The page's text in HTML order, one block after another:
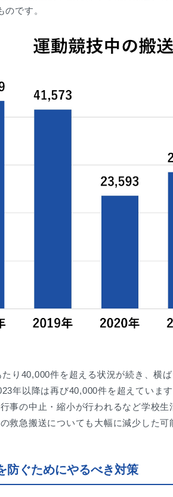
です。
り40,000件を超える状況が続き、横
年以降は再び40,000件を超えていま
事の中止・縮小が行われるなど学校
救急搬送についても大幅に減少した可
防ぐためにやるべき対策